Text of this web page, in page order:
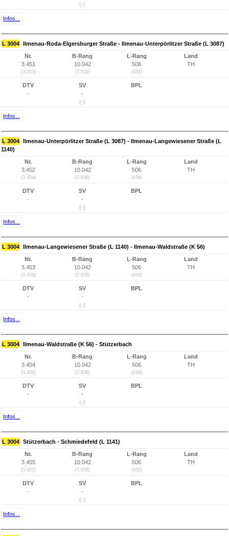
(-)
Infos...
L 3004 Ilmenau-Roda-Elgersburger Straße - Ilmenau-Unterpörlitzer Straße (L 3087)
Nr.
3.451
(3.453)
B-Rang
10.042
(7.638)
L-Rang
506
(436)
Land
TH
DTV
-
SV
-
(-)
BPL
Infos...
L 3004 Ilmenau-Unterpörlitzer Straße (L 3087) - Ilmenau-Langewiesener Straße (L
1140)
Nr.
3.452
(3.454)
B-Rang
10.042
(7.638)
L-Rang
506
(436)
Land
TH
DTV
-
SV
-
(-)
BPL
Infos...
L 3004 Ilmenau-Langewiesener Straße (L 1140) - Ilmenau-Waldstraße (K 56)
Nr.
3.453
(3.455)
B-Rang
10.042
(7.638)
L-Rang
506
(436)
Land
TH
DTV
-
SV
-
(-)
BPL
Infos...
L 3004 Ilmenau-Waldstraße (K 56) - Stützerbach
Nr.
3.454
(3.456)
B-Rang
10.042
(7.638)
L-Rang
506
(436)
Land
TH
DTV
-
SV
-
(-)
BPL
Infos...
L 3004 Stützerbach - Schmiedefeld (L 1141)
Nr.
3.455
(3.457)
B-Rang
10.042
(7.638)
L-Rang
506
(436)
Land
TH
DTV
-
SV
-
(-)
BPL
Infos...